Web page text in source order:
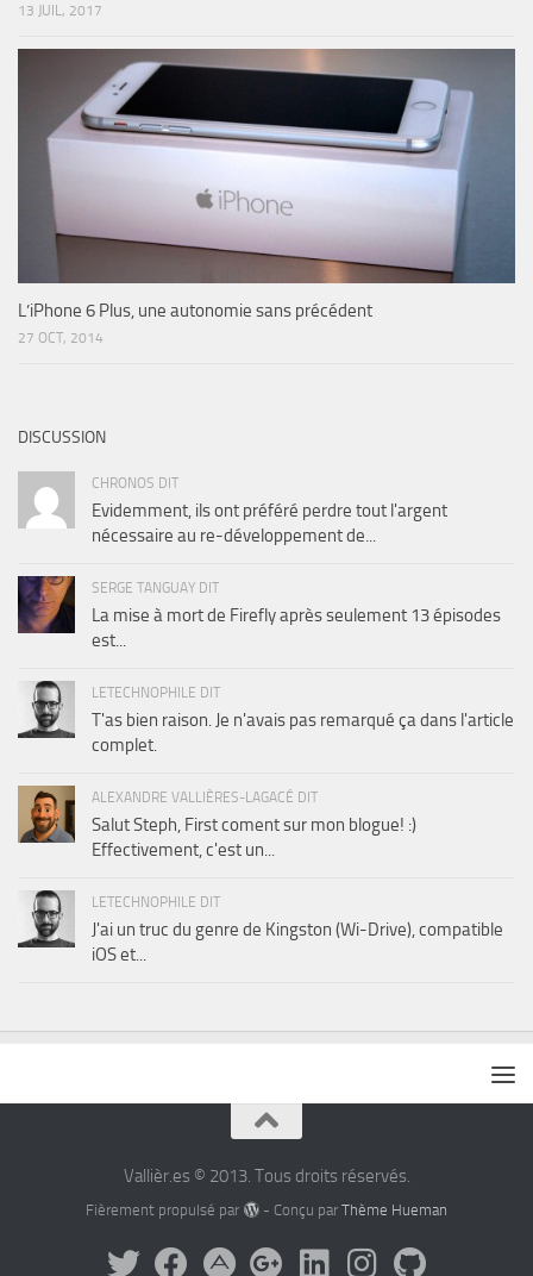
13 JUIL, 2017
L’iPhone 6 Plus, une autonomie sans précédent
27 OCT, 2014
DISCUSSION
CHRONOS DIT
Evidemment, ils ont préféré perdre tout l'argent
nécessaire au re-développement de...
SERGE TANGUAY DIT
La mise à mort de Firefly après seulement 13 épisodes
est...
LETECHNOPHILE DIT
T'as bien raison. Je n'avais pas remarqué ça dans l'article
complet.
ALEXANDRE VALLIÈRES-LAGACÉ DIT
Salut Steph, First coment sur mon blogue! :)
Effectivement, c'est un...
LETECHNOPHILE DIT
J'ai un truc du genre de Kingston (Wi-Drive), compatible
iOS et...
Vallièr.es © 2013. Tous droits réservés.
Fièrement propulsé par - Conçu par Thème Hueman